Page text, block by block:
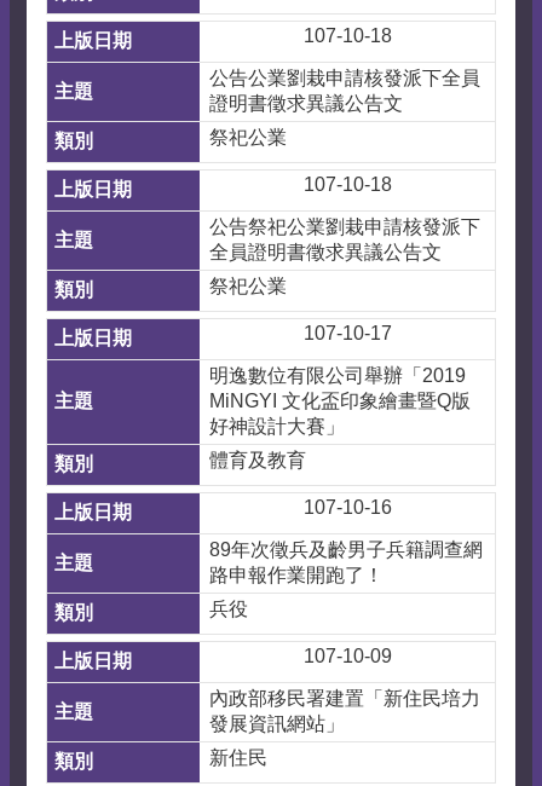
107-10-18
公告公業劉栽申請核發派下全員
證明書徵求異議公告文
祭祀公業
107-10-18
公告祭祀公業劉栽申請核發派下
全員證明書徵求異議公告文
祭祀公業
107-10-17
明逸數位有限公司舉辦「2019
MiNGYI 文化盃印象繪畫暨Q版
好神設計大賽」
體育及教育
107-10-16
89年次徵兵及齡男子兵籍調查網
路申報作業開跑了！
兵役
107-10-09
內政部移民署建置「新住民培力
發展資訊網站」
新住民